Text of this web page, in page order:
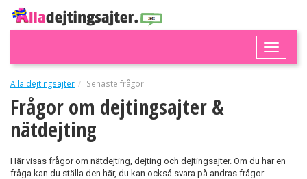
Toggle
Alla dejtingsajter Senaste frågor
Frågor om dejtingsajter &
nätdejting
Här visas frågor om nätdejting, dejting och dejtingsajter. Om du har en
fråga kan du ställa den här, du kan också svara på andras frågor.